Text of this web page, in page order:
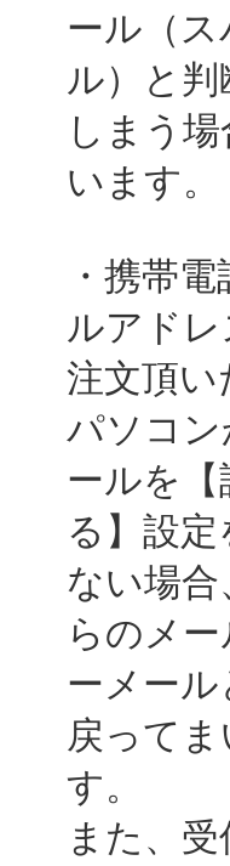
ール（
ル）と
しまう
います。
・携帯
ルアド
注文頂い
パソコ
ールを【
る】設
ない場
らのメ
ーメー
戻って
す。
また、